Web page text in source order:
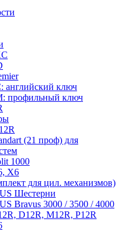
английский ключ
профильный ключ
(21 проф) для
1000
X6
для цил. механизмов)
Шестерни
Bravus 3000 / 3500 / 4000
D12R, M12R, P12R